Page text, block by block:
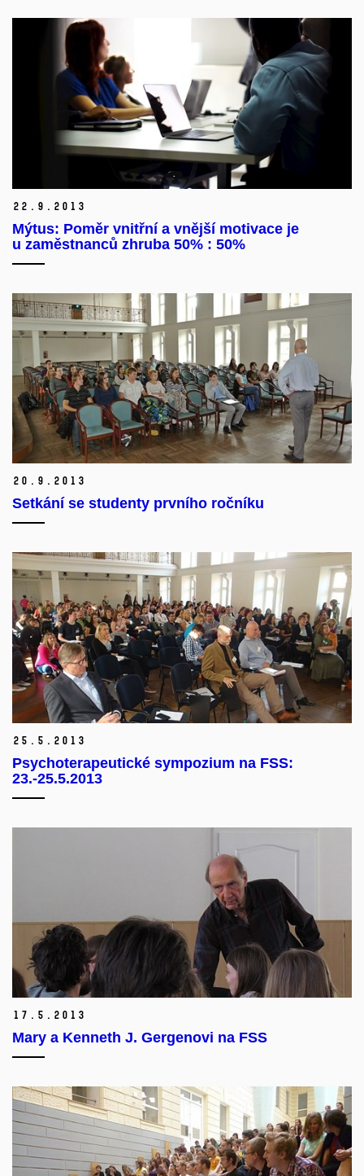
22. 9. 2013
Mýtus: Poměr vnitřní a vnější motivace je
u zaměstnanců zhruba 50% : 50%
20. 9. 2013
Setkání se studenty prvního ročníku
25. 5. 2013
Psychoterapeutické sympozium na FSS:
23.-25.5.2013
17. 5. 2013
Mary a Kenneth J. Gergenovi na FSS